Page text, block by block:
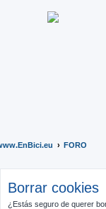
FORO
Borrar cookies
¿Estás seguro de querer